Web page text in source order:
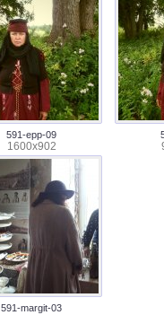
591-epp-09
1600x902
591-margit-03